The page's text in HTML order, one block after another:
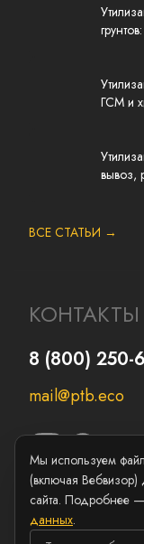
ГСМ и
вывоз,
ВСЕ СТАТЬИ →
КОНТАКТЫ
8 (800) 250-
mail@ptb.eco
Мы используем
(включая
сайта. Подробнее
данных.